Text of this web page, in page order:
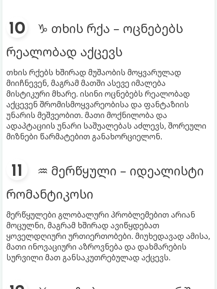
♑ თხის რქა – ოცნებებს
რეალობად აქცევს
თხის რქებს ხშირად მუშაობის მოყვარულად
მიიჩნევენ, მაგრამ მათში ასევე იმალება
მისტიკური მხარე. ისინი ოცნებებს რეალობად
აქცევენ შრომისმოყვარეობისა და ფანტაზიის
უნარის მეშვეობით. მათი მოქნილობა და
ადაპტაციის უნარი საშუალებას აძლევს, შორეული
მიზნები წარმატებით განახორციელონ.
♒ მერწყული – იდეალისტი
რომანტიკოსი
მერწყულები გლობალური პრობლემებით არიან
მოცულნი, მაგრამ ხშირად ავიწყდებათ
ყოველდღიური ურთიერთობები. მიუხედავად ამისა,
მათი ინოვაციური აზროვნება და დახმარების
სურვილი მათ განსაკუთრებულად აქცევს.